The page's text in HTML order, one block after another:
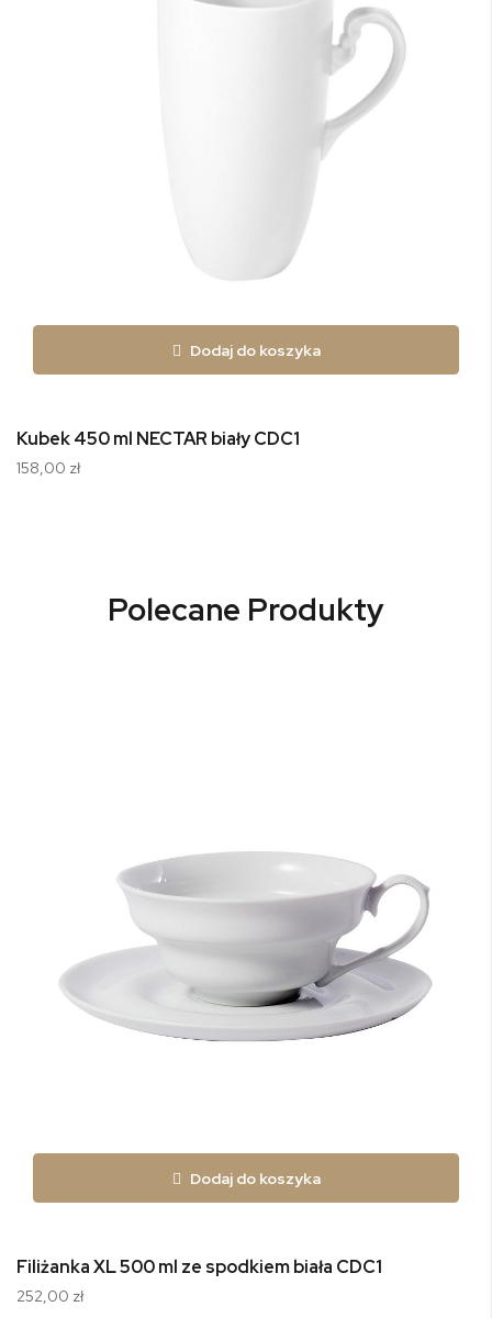
Dodaj do koszyka
Kubek 450 ml NECTAR biały CDC1
158,00 zł
Polecane Produkty
Dodaj do koszyka
Filiżanka XL 500 ml ze spodkiem biała CDC1
252,00 zł